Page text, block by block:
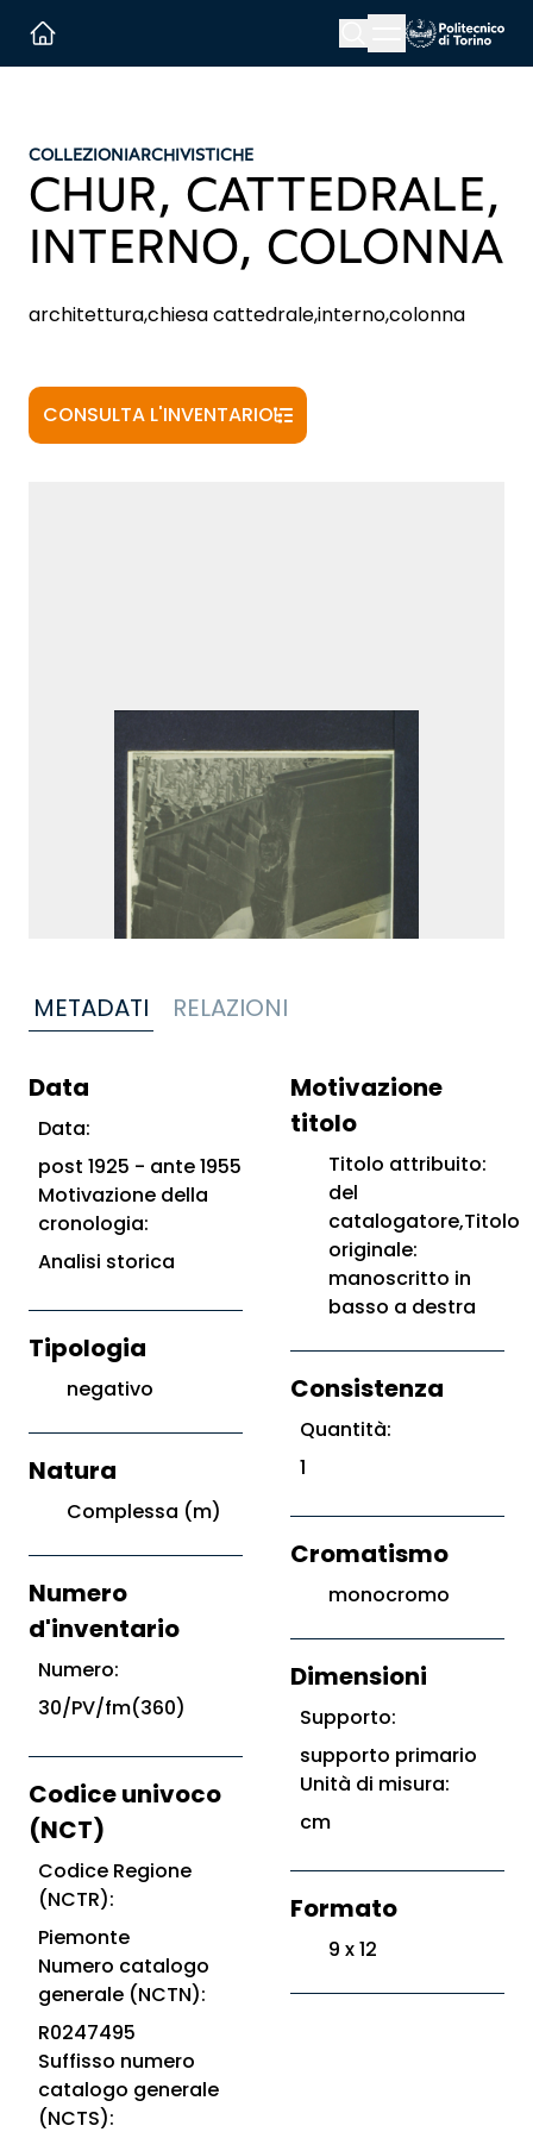
Menu button
COLLEZIONIARCHIVISTICHE
CHUR, CATTEDRALE,
INTERNO, COLONNA
architettura,chiesa cattedrale,interno,colonna
CONSULTA L'INVENTARIO
METADATI RELAZIONI
Data
Data:
post 1925 - ante 1955
Motivazione della
cronologia:
Analisi storica
Tipologia
negativo
Natura
Complessa (m)
Numero
d'inventario
Numero:
30/PV/fm(360)
Codice univoco
(NCT)
Codice Regione
(NCTR):
Piemonte
Numero catalogo
generale (NCTN):
R0247495
Suffisso numero
catalogo generale
(NCTS):
Motivazione
titolo
Titolo attribuito:
del
catalogatore,Titolo
originale:
manoscritto in
basso a destra
Consistenza
Quantità:
1
Cromatismo
monocromo
Dimensioni
Supporto:
supporto primario
Unità di misura:
cm
Formato
9 x 12